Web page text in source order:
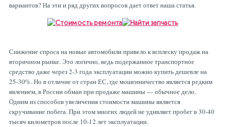
вариантов? На эти и ряд других вопросов дает ответ наша статья.
Снижение спроса на новые автомобили привело к всплеску продаж на
вторичном рынке. Это логично, ведь подержанное транспортное
средство даже через 2-3 года эксплуатации можно купить дешевле на
25-30%. Но в отличие от стран ЕС, где мошенничество является редким
явлением, в России обман при продаже машины — обычное дело.
Одним из способов увеличения стоимости машины является
скручивание побега. При этом многих людей не удивляет пробег в 30-40
тысяч километров после 10-12 лет эксплуатации.
Рулевая система
Топливная система
Тормозная система
Автоэлектрика
Масло МОТОРНОЕ
МАСЛО ТРАНСМИССИОННОЕ
ТОРМОЗНАЯ ЖИДКОСТЬ
АНТИФРИЗ